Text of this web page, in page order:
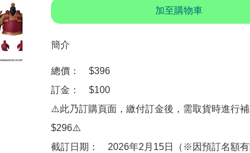
加至購物車
簡介
總價：　$396
訂金：　$100
⚠️此乃訂購頁面，繳付訂金後，需取貨時進行補
$296⚠️
截訂日期：　2026年2月15日（※因預訂名額